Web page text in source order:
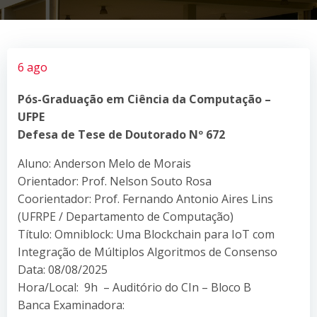
6 ago
Pós-Graduação em Ciência da Computação –
UFPE
Defesa de Tese de Doutorado Nº 672
Aluno: Anderson Melo de Morais
Orientador: Prof. Nelson Souto Rosa
Coorientador: Prof. Fernando Antonio Aires Lins
(UFRPE / Departamento de Computação)
Título: Omniblock: Uma Blockchain para IoT com
Integração de Múltiplos Algoritmos de Consenso
Data: 08/08/2025
Hora/Local: 9h – Auditório do CIn – Bloco B
Banca Examinadora: